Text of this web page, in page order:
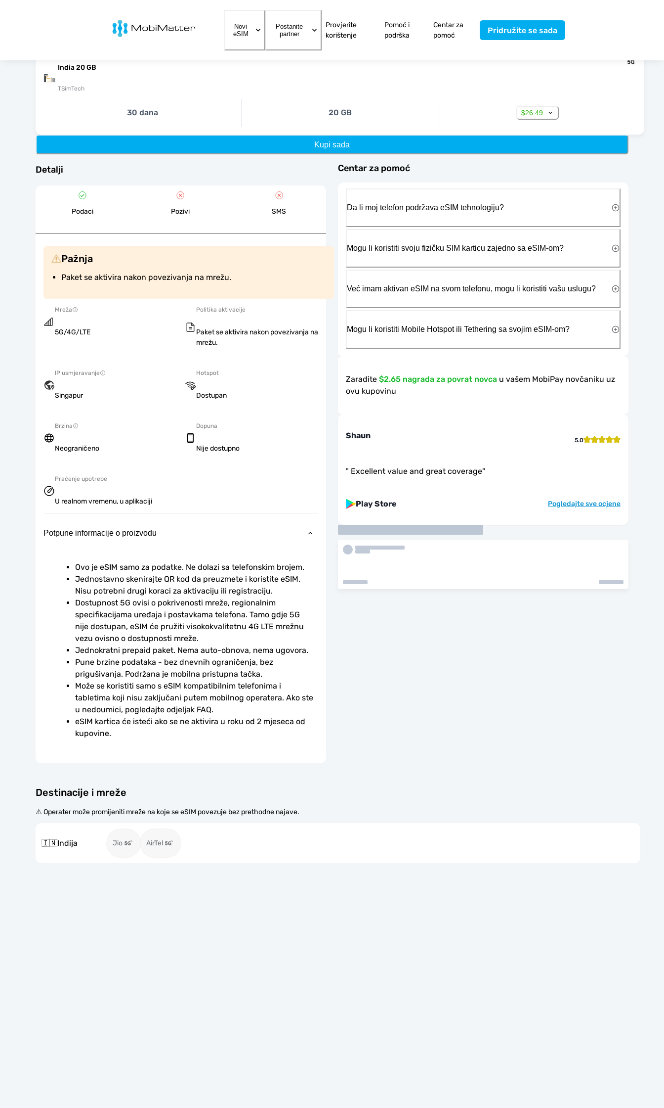
MobiMatter
Novi
eSIM
Postanite
partner
Provjerite
korištenje
Pomoć i
podrška
Centar za
pomoć
Pridružite se sada
India 20 GB
TSimTech
30 dana 20 GB $26.49
Kupi sada
Detalji
Podaci Pozivi SMS
Pažnja
Paket se aktivira nakon povezivanja na mrežu.
Mreža
5G/4G/LTE
Politika aktivacije
Paket se aktivira nakon povezivanja na
mrežu.
IP usmjeravanje
Singapur
Hotspot
Dostupan
Brzina
Neograničeno
Dopuna
Nije dostupno
Praćenje upotrebe
U realnom vremenu, u aplikaciji
Potpune informacije o proizvodu
Ovo je eSIM samo za podatke. Ne dolazi sa telefonskim brojem.
Jednostavno skenirajte QR kod da preuzmete i koristite eSIM.
Nisu potrebni drugi koraci za aktivaciju ili registraciju.
Dostupnost 5G ovisi o pokrivenosti mreže, regionalnim
specifikacijama uređaja i postavkama telefona. Tamo gdje 5G
nije dostupan, eSIM će pružiti visokokvalitetnu 4G LTE mrežnu
vezu ovisno o dostupnosti mreže.
Jednokratni prepaid paket. Nema auto-obnova, nema ugovora.
Pune brzine podataka - bez dnevnih ograničenja, bez
prigušivanja. Podržana je mobilna pristupna tačka.
Može se koristiti samo s eSIM kompatibilnim telefonima i
tabletima koji nisu zaključani putem mobilnog operatera. Ako ste
u nedoumici, pogledajte odjeljak FAQ.
eSIM kartica će isteći ako se ne aktivira u roku od 2 mjeseca od
kupovine.
Destinacije i mreže
⚠️ Operater može promijeniti mreže na koje se eSIM povezuje bez prethodne najave.
🇮🇳Indija Jio AirTel
Centar za pomoć
Da li moj telefon podržava eSIM tehnologiju?
Mogu li koristiti svoju fizičku SIM karticu zajedno sa eSIM-om?
Već imam aktivan eSIM na svom telefonu, mogu li koristiti vašu uslugu?
Mogu li koristiti Mobile Hotspot ili Tethering sa svojim eSIM-om?
Zaradite $2.65 nagrada za povrat novca u vašem MobiPay novčaniku uz
ovu kupovinu
Shaun 5.0
" Excellent value and great coverage"
Play Store Pogledajte sve ocjene